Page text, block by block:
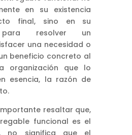
en su existencia
final, sino en su
para resolver un
una necesidad o
beneficio concreto al
organización que lo
esencia, la razón de
resaltar que,
funcional es el
no significa que el